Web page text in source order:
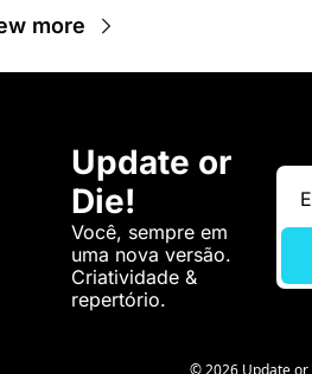
more
Update or
Die!
Você, sempre em
uma nova versão.
Criatividade &
repertório.